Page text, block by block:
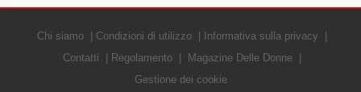
Chi siamo Condizioni di utilizzo
Informativa sulla privacy
Contatti
Regolamento
Magazine Delle Donne
Gestione dei cookie